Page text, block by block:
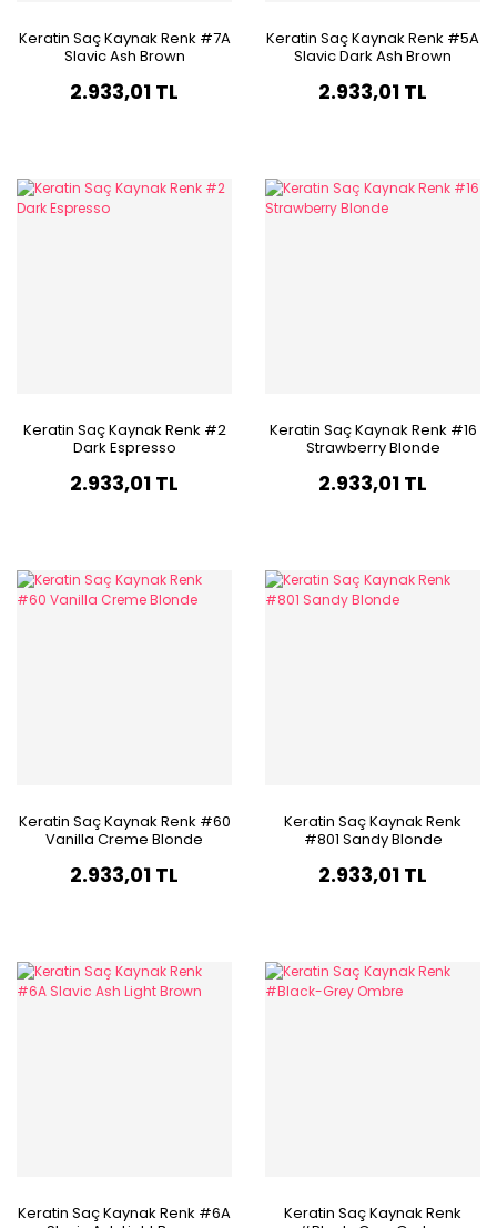
Keratin Saç Kaynak Renk #7A
Slavic Ash Brown
2.933,01 TL
Keratin Saç Kaynak Renk #5A
Slavic Dark Ash Brown
2.933,01 TL
Keratin Saç Kaynak Renk #2
Dark Espresso
2.933,01 TL
Keratin Saç Kaynak Renk #16
Strawberry Blonde
2.933,01 TL
Keratin Saç Kaynak Renk #60
Vanilla Creme Blonde
2.933,01 TL
Keratin Saç Kaynak Renk
#801 Sandy Blonde
2.933,01 TL
Keratin Saç Kaynak Renk #6A
Keratin Saç Kaynak Renk